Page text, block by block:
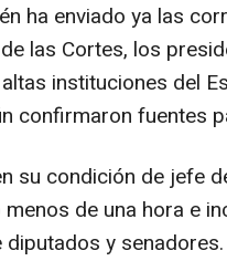
ha enviado ya las
las Cortes, los
instituciones del
confirmaron fuentes
su condición de jefe
de una hora e
y senadores.